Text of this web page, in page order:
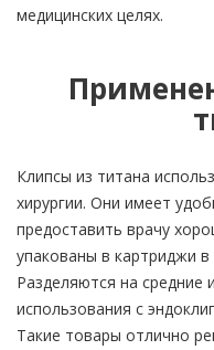
медицинских целях.
Клипсы из титана
хирургии. Они имеет
предоставить врачу
упакованы в картриджи
Разделяются на средние
использования с
Такие товары отлично